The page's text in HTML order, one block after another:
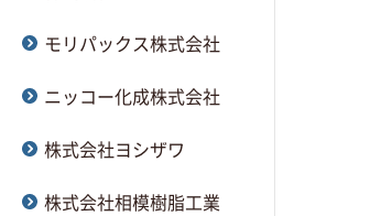
モリパックス株式会社
ニッコー化成株式会社
株式会社ヨシザワ
株式会社相模樹脂工業